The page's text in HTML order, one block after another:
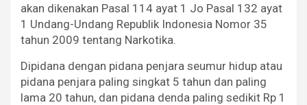
akan dikenakan Pasal 114 ayat 1 Jo Pasal 132 ayat
1 Undang-Undang Republik Indonesia Nomor 35
tahun 2009 tentang Narkotika.
Dipidana dengan pidana penjara seumur hidup atau
pidana penjara paling singkat 5 tahun dan paling
lama 20 tahun, dan pidana denda paling sedikit Rp 1